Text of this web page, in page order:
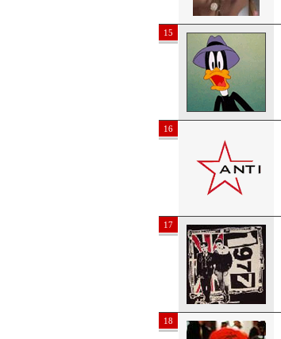
15
16
17
18